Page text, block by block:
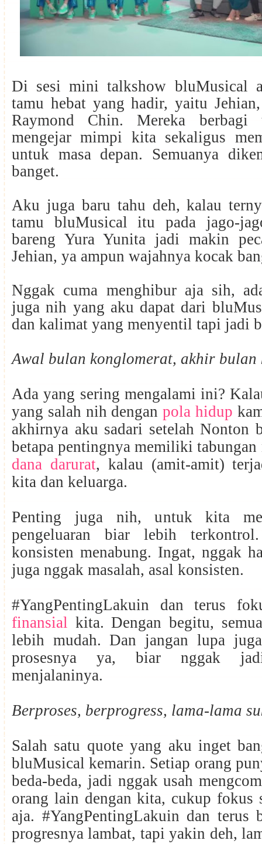
Di sesi mini talkshow bluMusical
tamu hebat yang hadir, yaitu
Raymond Chin. Mereka berbagi
mengejar mimpi kita sekaligus
untuk masa depan. Semuanya
banget.
Aku juga baru tahu deh, kalau
tamu bluMusical itu pada jago-
bareng Yura Yunita jadi makin
Jehian, ya ampun wajahnya kocak
Nggak cuma menghibur aja sih,
juga nih yang aku dapat dari
dan kalimat yang menyentil tapi jadi
Awal bulan konglomerat, akhir
Ada yang sering mengalami ini?
yang salah nih denganpola hidup
akhirnya aku sadari setelah Nonton
betapa pentingnya memiliki tabungan
dana darurat, kalau (amit-amit)
kita dan keluarga.
Penting juga nih, untuk kita
pengeluaran biar lebih
konsisten menabung. Ingat, nggak
juga nggak masalah, asal konsisten.
#YangPentingLakuin dan terus
finansial kita. Dengan begitu,
lebih mudah. Dan jangan lupa
prosesnya ya, biar nggak
menjalaninya.
Berproses, berprogress, lama-lama
Salah satu quote yang aku inget
bluMusical kemarin. Setiap orang
beda-beda, jadi nggak usah
orang lain dengan kita, cukup fokus
aja. #YangPentingLakuin dan terus
progresnya lambat, tapi yakin deh,